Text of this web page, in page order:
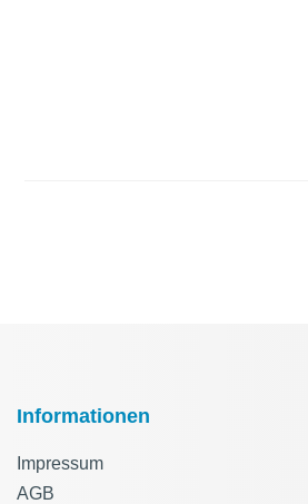
Informationen
Impressum
AGB